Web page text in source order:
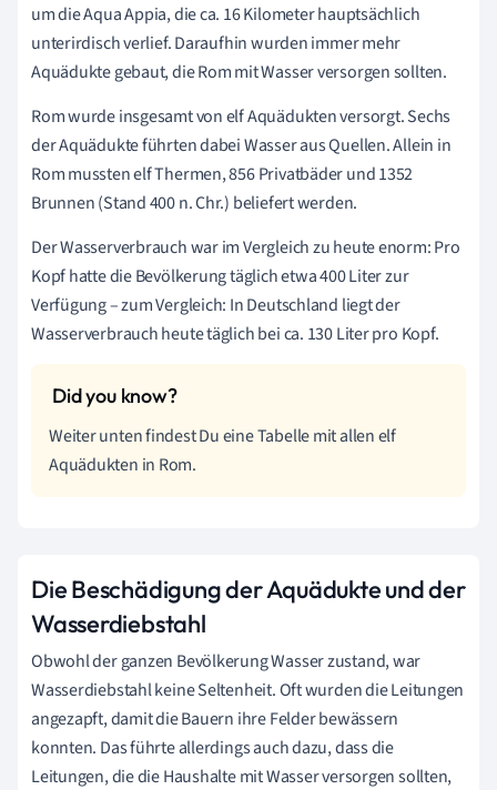
um die Aqua Appia, die ca. 16 Kilometer hauptsächlich
unterirdisch verlief. Daraufhin wurden immer mehr
Aquädukte gebaut, die Rom mit Wasser versorgen sollten.
Rom wurde insgesamt von elf Aquädukten versorgt. Sechs
der Aquädukte führten dabei Wasser aus Quellen. Allein in
Rom mussten elf Thermen, 856 Privatbäder und 1352
Brunnen (Stand 400 n. Chr.) beliefert werden.
Der Wasserverbrauch war im Vergleich zu heute enorm: Pro
Kopf hatte die Bevölkerung täglich etwa 400 Liter zur
Verfügung – zum Vergleich: In Deutschland liegt der
Wasserverbrauch heute täglich bei ca. 130 Liter pro Kopf.
Weiter unten findest Du eine Tabelle mit allen elf
Aquädukten in Rom.
Die Beschädigung der Aquädukte und der
Wasserdiebstahl
Obwohl der ganzen Bevölkerung Wasser zustand, war
Wasserdiebstahl keine Seltenheit. Oft wurden die Leitungen
angezapft, damit die Bauern ihre Felder bewässern
konnten. Das führte allerdings auch dazu, dass die
Leitungen, die die Haushalte mit Wasser versorgen sollten,